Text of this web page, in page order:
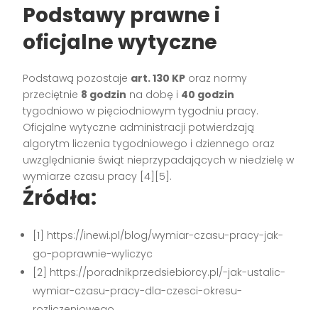
Podstawy prawne i
oficjalne wytyczne
Podstawą pozostaje art. 130 KP oraz normy
przeciętnie 8 godzin na dobę i 40 godzin
tygodniowo w pięciodniowym tygodniu pracy.
Oficjalne wytyczne administracji potwierdzają
algorytm liczenia tygodniowego i dziennego oraz
uwzględnianie świąt nieprzypadających w niedzielę w
wymiarze czasu pracy [4][5].
Źródła:
[1] https://inewi.pl/blog/wymiar-czasu-pracy-jak-
go-poprawnie-wyliczyc
[2] https://poradnikprzedsiebiorcy.pl/-jak-ustalic-
wymiar-czasu-pracy-dla-czesci-okresu-